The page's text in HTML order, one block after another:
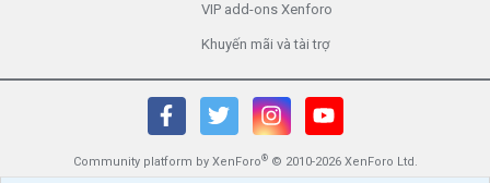
VIP add-ons Xenforo
Khuyến mãi và tài trợ
Community platform by XenForo® © 2010-2026 XenForo Ltd.